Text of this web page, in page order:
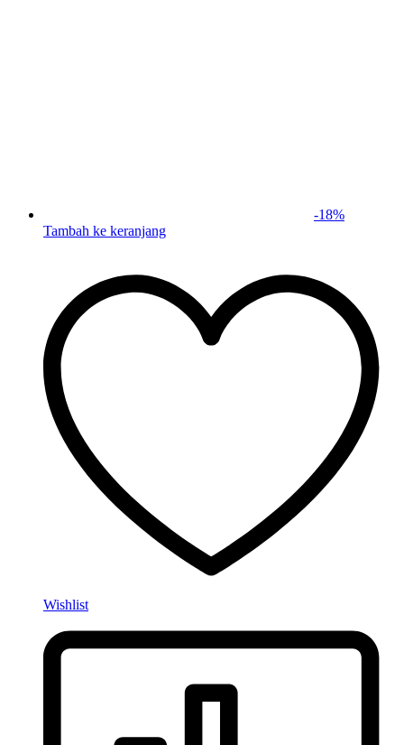
-18%
Tambah ke keranjang
Wishlist